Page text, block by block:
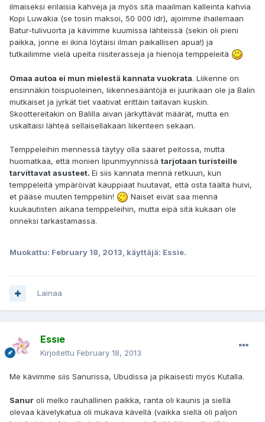
ilmaiseksi erilaisia kahveja ja myös sitä maailman kalleinta kahvia
Kopi Luwakia (se tosin maksoi, 50 000 idr), ajoimme ihailemaan
Batur-tulivuorta ja kävimme kuumissa lähteissä (sekin oli pieni
paikka, jonne ei ikinä löytäisi ilman paikallisen apua!) ja
tutkailimme vielä upeita riisiterasseja ja hienoja temppeleitä
Omaa autoa ei mun mielestä kannata vuokrata. Liikenne on
ensinnäkin toispuoleinen, liikennesääntöjä ei juurikaan ole ja Balin
mutkaiset ja jyrkät tiet vaativat erittäin taitavan kuskin.
Skoottereitakin on Balilla aivan järkyttävät määrät, mutta en
uskaltaisi lähteä sellaisellakaan liikenteen sekaan.
Temppeleihin mennessä täytyy olla sääret peitossa, mutta
huomatkaa, että monien lipunmyynnissä tarjotaan turisteille
tarvittavat asusteet. Ei siis kannata mennä retkuun, kun
temppeleitä ympäröivät kauppiaat huutavat, että osta täältä huivi,
et pääse muuten temppeliin!
Naiset eivät saa mennä
kuukautisten aikana temppeleihin, mutta eipä sitä kukaan ole
onneksi tarkastamassa.
Muokattu: February 18, 2013, käyttäjä: Essie.
Lainaa
Essıe
Kirjoitettu February 18, 2013
Me kävimme siis Sanurissa, Ubudissa ja pikaisesti myös Kutalla.
Sanur oli melko rauhallinen paikka, ranta oli kaunis ja siellä
olevaa kävelykatua oli mukava kävellä (vaikka siellä oli paljon